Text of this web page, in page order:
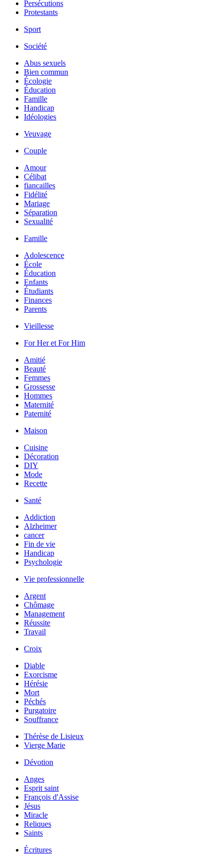
Persécutions
Protestants
Sport
Société
Abus sexuels
Bien commun
Écologie
Éducation
Famille
Handicap
Idéologies
Veuvage
Couple
Amour
Célibat
fiancailles
Fidélité
Mariage
Séparation
Sexualité
Famille
Adolescence
École
Éducation
Enfants
Étudiants
Finances
Parents
Vieillesse
For Her et For Him
Amitié
Beauté
Femmes
Grossesse
Hommes
Maternité
Paternité
Maison
Cuisine
Décoration
DIY
Mode
Recette
Santé
Addiction
Alzheimer
cancer
Fin de vie
Handicap
Psychologie
Vie professionnelle
Argent
Chômage
Management
Réussite
Travail
Croix
Diable
Exorcisme
Hérésie
Mort
Péchés
Purgatoire
Souffrance
Thérèse de Lisieux
Vierge Marie
Dévotion
Anges
Esprit saint
François d'Assise
Jésus
Miracle
Reliques
Saints
Écritures